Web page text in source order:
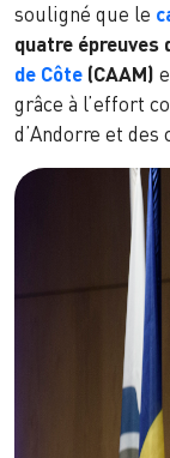
souligné que le
quatre épreuves
de Côte (CAAM)
grâce à l’effort
d’Andorre et des